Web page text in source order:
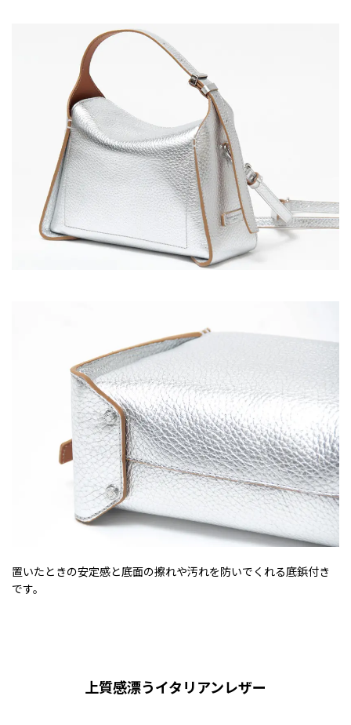
置いたときの安定感と底面の擦れや汚れを防いでくれる底鋲付き
です。
上質感漂うイタリアンレザー